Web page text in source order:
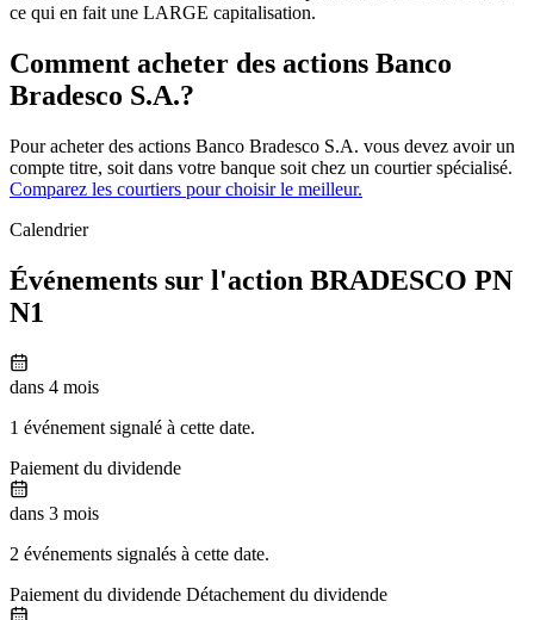
ce qui en fait une LARGE capitalisation.
Comment acheter des actions Banco
Bradesco S.A.?
Pour acheter des actions Banco Bradesco S.A. vous devez avoir un
compte titre, soit dans votre banque soit chez un courtier spécialisé.
Comparez les courtiers pour choisir le meilleur.
Calendrier
Événements sur l'action BRADESCO PN
N1
dans 4 mois
1 événement signalé à cette date.
Paiement du dividende
dans 3 mois
2 événements signalés à cette date.
Paiement du dividende Détachement du dividende